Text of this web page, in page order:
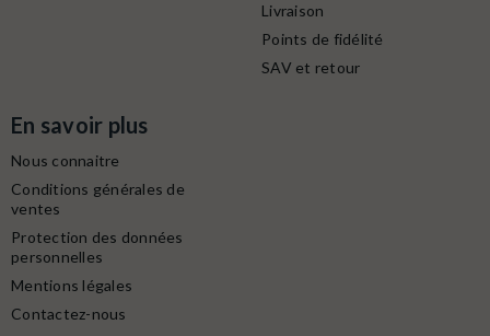
Livraison
Points de fidélité
SAV et retour
En savoir plus
Nous connaitre
Conditions générales de
ventes
Protection des données
personnelles
Mentions légales
Contactez-nous